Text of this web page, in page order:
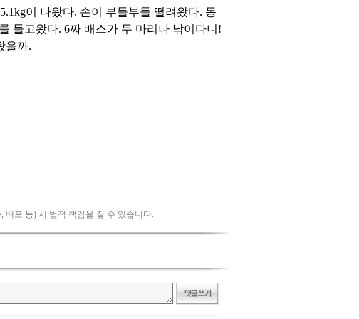
포 등) 시 법적 책임을 질 수 있습니다.